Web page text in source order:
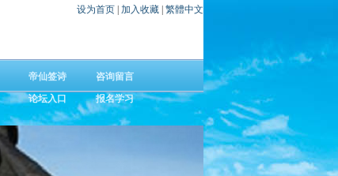
设为首页 加入收藏 繁體中文
帝仙签诗
咨询留言
论坛入口
报名学习